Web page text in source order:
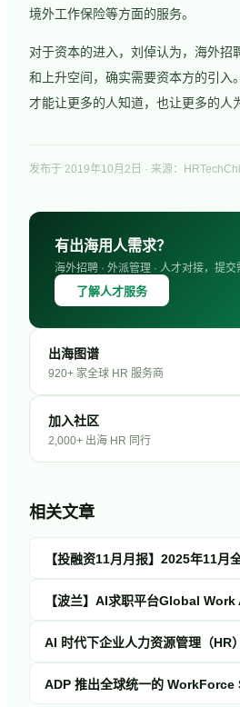
境外工作保险等方面的服务。
对于资本的进入，刘倬认为，海外招
和上升空间，确实需要资本方的引入
才能让更多的人知道，也让更多的人
发布于 2019年10月2日 · 来源：
有出海用人需求？
海外招聘 · 外派管理 · 人才对接，提
了解人才服务
出海图谱
920+ 家全球 HR 服务商
加入社区
2,000+ 出海 HR 同行
相关文章